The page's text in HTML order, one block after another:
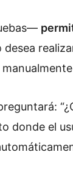
donde el